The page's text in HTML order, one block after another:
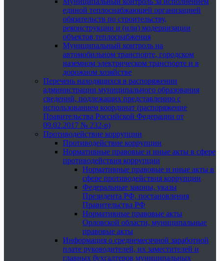
единой теплоснабжающей организацией
обязательств по строительству,
реконструкции и (или) модернизации
объектов теплоснабжения
Муниципальный контроль на
автомобильном транспорте, городском
наземном электрическом транспорте и в
дорожном хозяйстве
Перечень находящихся в распоряжении
администрации муниципального образования
сведений, подлежащих представлению с
использованием координат (распоряжение
Правительства Российской Федерации от
09.02.2017 № 232-р)
Противодействие коррупции
Противодействие коррупции
Нормативные правовые и иные акты в сфере
противодействия коррупции
Нормативные правовые и иные акты в
сфере противодействия коррупции
Федеральные законы, указы
Президента РФ, постановления
Правительства РФ
Нормативные правовые акты
Орловской области, муниципальные
правовые акты
Информация о среднемесячной заработной
плате руководителей, их заместителей и
главных бухгалтеров муниципальных